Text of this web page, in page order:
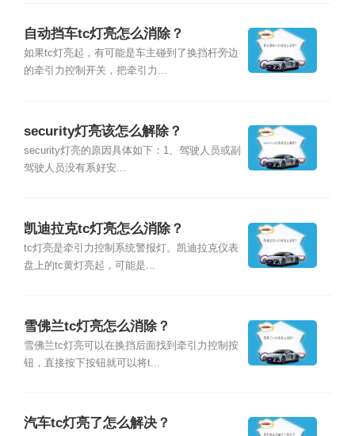
自动挡车tc灯亮怎么消除？
如果tc灯亮起，有可能是车主碰到了换挡杆旁边
的牵引力控制开关，把牵引力...
security灯亮该怎么解除？
security灯亮的原因具体如下：1、驾驶人员或副
驾驶人员没有系好安...
凯迪拉克tc灯亮怎么消除？
tc灯亮是牵引力控制系统警报灯。凯迪拉克仪表
盘上的tc黄灯亮起，可能是...
雪佛兰tc灯亮怎么消除？
雪佛兰tc灯亮可以在换挡后面找到牵引力控制按
钮，直接按下按钮就可以将t...
汽车tc灯亮了怎么解决？